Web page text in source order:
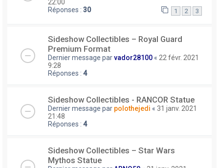
22:00
Réponses : 30 1 2 3
Sideshow Collectibles – Royal Guard
Premium Format
Dernier message parvador28100 « 22 févr. 2021
9:28
Réponses : 4
Sideshow Collectibles - RANCOR Statue
Dernier message par polothejedi « 31 janv. 2021
21:48
Réponses : 4
Sideshow Collectibles – Star Wars
Mythos Statue